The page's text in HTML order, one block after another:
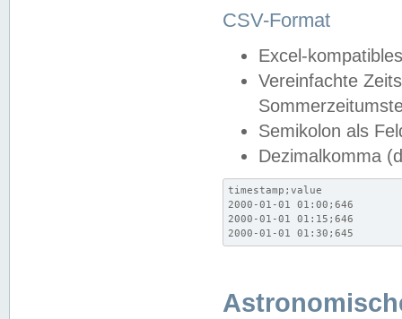
CSV-Format
Excel-
Vereinfachte
Semikolon als
Dezimalkomma
timestamp;value
2000-01-01 01:00;646
2000-01-01 01:15;646
2000-01-01 01:30;645